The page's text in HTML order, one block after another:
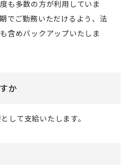
も多数の方が利用していま
でご勤務いただけるよう、法
含めバックアップいたしま
か
して支給いたします。